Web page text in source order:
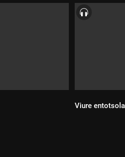
Viure